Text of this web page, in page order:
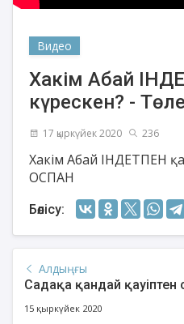
Видео
Хакім Абай
күрескен? -
17 қыркүйек 2020 236
Хакім Абай ІНДЕТПЕН
ОСПАН
Бөлісу:
Алдыңғы
Садақа қандай қауіптен
15 қыркүйек 2020